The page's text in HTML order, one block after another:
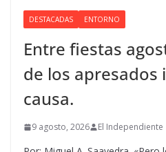
DESTACADAS ENTORNO
Entre fiestas
de los apresados
causa.
9 agosto, 2026 El Independiente